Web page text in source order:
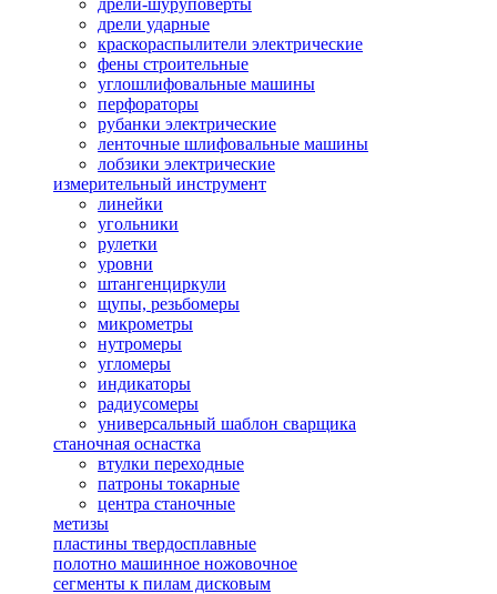
дрели-шуруповерты
дрели ударные
краскораспылители электрические
фены строительные
углошлифовальные машины
перфораторы
рубанки электрические
ленточные шлифовальные машины
лобзики электрические
измерительный инструмент
линейки
угольники
рулетки
уровни
штангенциркули
щупы, резьбомеры
микрометры
нутромеры
угломеры
индикаторы
радиусомеры
универсальный шаблон сварщика
станочная оснастка
втулки переходные
патроны токарные
центра станочные
метизы
пластины твердосплавные
полотно машинное ножовочное
сегменты к пилам дисковым